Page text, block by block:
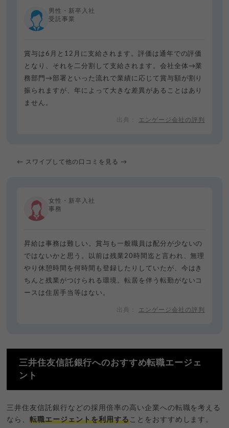
男性・新卒入社
受託事業
賞与は6月と12月に支給されます。評価は通年での評価
となり、それを二分割して支給されます。会社全体→業
務部門→部署といった流れで業績に応じて賞与額が割り
振られますが、年によって大きな差異があることはあり
ません。
エンゲージ会社の評判
← スワイプして他の口コミを見る →
女性・新卒入社
事務
昇給は事務は難しい。賞与も一般職員は配分が少ないの
ではないかと思う。以前は残業20時間迄と言われ、無理
やり休憩時間を何時間も登録したりしていたが、今はき
ちんと残業がつけられる環境。転居を伴う転勤がないコ
ースは住居手当等はない。
エンゲージ会社の評判
三井住友信託銀行へのおすすめ転職エージェ
ント
三井住友信託銀行などの採用倍率の高い企業への転職を考える
なら、転職エージェントを利用することをおすすめします。